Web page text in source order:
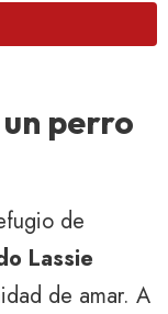
perro
de
Lassie
de amar. A